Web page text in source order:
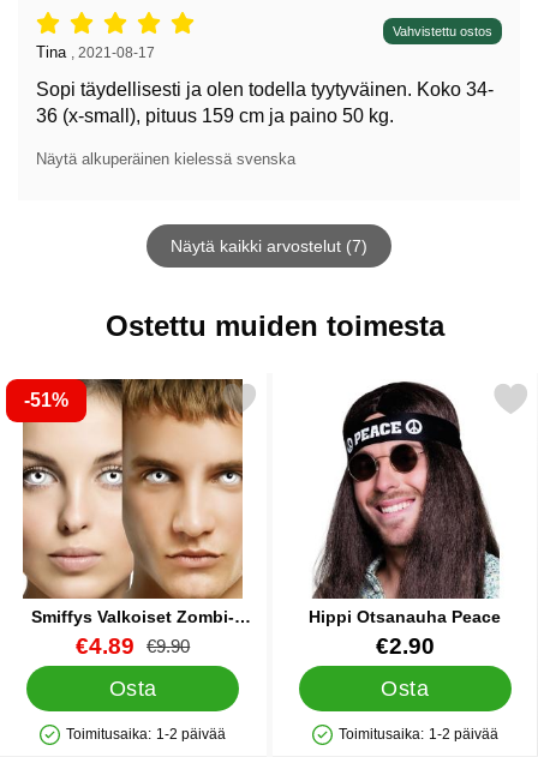
Arvostelu: 5 tähdet / 5, Vahvistettu ostos
Arvostelun kirjoittaja:
Tina 2021-08-17
Sopi täydellisesti ja olen todella tyytyväinen. Koko 34-
36 (x-small), pituus 159 cm ja paino 50 kg.
Näytä alkuperäinen kielessä svenska
Näytä kaikki arvostelut (7)
Ostettu muiden toimesta
-51%
Smiffys Valkoiset Zombi-
piilolinssit
Tuote.nro 9398uusi hinta
€4.89 vanha hinta
€9.90
Osta
Saatavuus: Varastossa
Toimitusaika: 1-2 päivää
Merkitse smiffys Valkoiset Zombi-piilolinssit suosikiksi
Hippi Otsanauha Peace
Tuote.nro 13039
€2.90
Osta
Saatavuus: Varastossa
Toimitusaika: 1-2 päivää
Merkitse hippi